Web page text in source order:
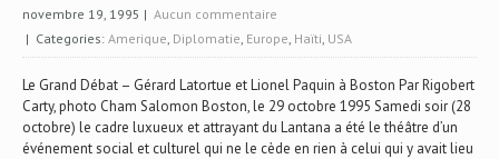
novembre 19, 1995 | Aucun commentaire
| Categories: Amerique, Diplomatie, Europe, Haïti, USA
Le Grand Débat – Gérard Latortue et Lionel Paquin à Boston Par Rigobert
Carty, photo Cham Salomon Boston, le 29 octobre 1995 Samedi soir (28
octobre) le cadre luxueux et attrayant du Lantana a été le théâtre d’un
événement social et culturel qui ne le cède en rien à celui qui y avait lieu